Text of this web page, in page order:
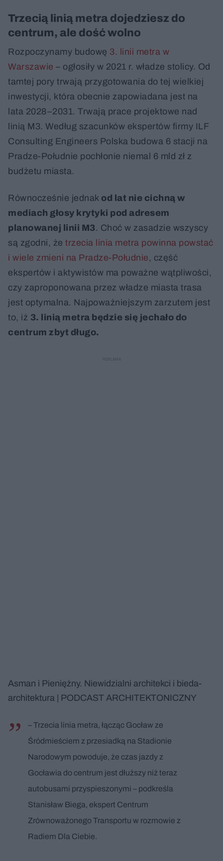
Trzecią linią metra dojedziesz do
centrum, ale dość wolno
Rozpoczynamy budowę 3. linii metra w
Warszawie – ogłosiły w 2021 r. władze stolicy. Od
tamtej pory trwają przygotowania do tej wielkiej
inwestycji, która obecnie zapowiadana jest na
lata 2028–2031. Trwają prace projektowe nad
linią M3. Według szacunków ekspertów firmy ILF
Consulting Engineers Polska budowa 6 stacji na
Pradze-Południe pochłonie niemal 6 mld zł z
budżetu miasta.
Równocześnie jednak od lat nie cichną w
mediach głosy krytyki pod adresem
planowanej linii M3 . Choć w zasadzie wszyscy
są zgodni, że trzecia linia metra powinna powstać
i wiele zmieni na Pradze-Południe , część
ekspertów i aktywistów ma poważne wątpliwości,
czy zaproponowana przez władze miasta trasa
jest optymalna. Najpoważniejszym zarzutem jest
to, iż 3. linią metra będzie się jechało do
centrum zbyt długo.
Asman i Pieniężny. Niewidzialni architekci i bieda-
architektura | PODCAST ARCHITEKTONICZNY
– Trzecia linia metra, łącząc Gocław ze
Śródmieściem z przesiadką na Stadionie
Narodowym powoduje, że czas jazdy z
Gocławia do centrum jest dłuższy niż teraz
autobusami przyspieszonymi – podkreśla
Stanisław Biega, ekspert Centrum
Zrównoważonego Transportu w rozmowie z
Radiem Dla Ciebie.